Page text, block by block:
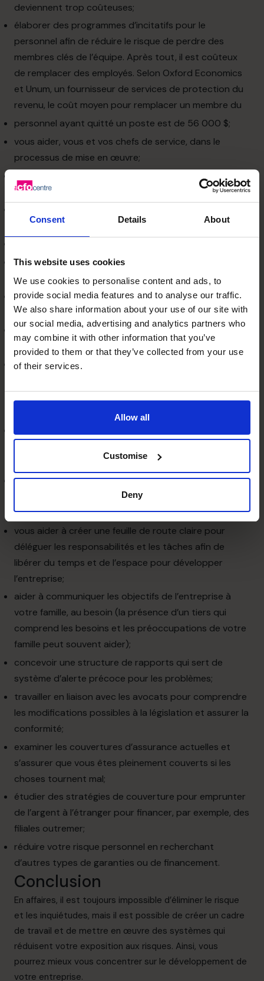
Consent Details About
This website uses cookies
We use cookies to personalise content and ads, to
provide social media features and to analyse our traffic.
We also share information about your use of our site with
our social media, advertising and analytics partners who
may combine it with other information that you’ve
provided to them or that they’ve collected from your use
of their services.
Allow all
Customise
Deny
deviennent trop coûteuses;
élaborer des programmes d’incitatifs pour le
personnel afin de réduire le risque de perdre des
membres clés de l’équipe. Après tout, il est coûteux
de remplacer des employés. Selon Oxford Economics
et Unum, un fournisseur de services de protection du
revenu, le coût moyen pour remplacer un membre du
personnel ayant quitté un poste est de 56 000 $;
vous aider, vous et vos chefs de service, dans le
processus de mise en œuvre;
protéger votre propriété intellectuelle, y compris vos
brevets;
lorsqu’il y a un risque financier, notamment un risque
améliorer le ressourcement pour renforcer la
performance;
réorganiser l’entreprise au fur et à mesure que le
paysage concurrentiel change;
améliorer les relations avec la clientèle lorsqu’elles
représentent un risque pour l’entreprise;
utiliser notre propre expérience et l’expérience de
meilleure équipe possible;
pour libérer du temps et de l’énergie);
vous guider dans les étapes de développement de
l’entreprise afin que vous sachiez à quoi vous
attendre et comment faire face aux changements;
vous aider à créer une feuille de route claire pour
déléguer les responsabilités et les tâches afin de
libérer du temps et de l’espace pour développer
l’entreprise;
aider à communiquer les objectifs de l’entreprise à
votre famille, au besoin (la présence d’un tiers qui
comprend les besoins et les préoccupations de votre
famille peut souvent aider);
concevoir une structure de rapports qui sert de
système d’alerte précoce pour les problèmes;
travailler en liaison avec les avocats pour comprendre
les modifications possibles à la législation et assurer la
conformité;
examiner les couvertures d’assurance actuelles et
s’assurer que vous êtes pleinement couverts si les
choses tournent mal;
étudier des stratégies de couverture pour emprunter
de l’argent à l’étranger pour financer, par exemple, des
filiales outremer;
réduire votre risque personnel en recherchant
d’autres types de garanties ou de financement.
Conclusion
En affaires, il est toujours impossible d’éliminer le risque
et les inquiétudes, mais il est possible de créer un cadre
de travail et de mettre en œuvre des systèmes qui
réduisent votre exposition aux risques. Ainsi, vous
pourrez mieux vous concentrer sur le développement de
votre entreprise.